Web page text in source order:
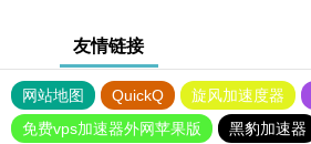
友情链接
网站地图 QuickQ 旋风加速度器
免费vps加速器外网苹果版
黑豹加速器